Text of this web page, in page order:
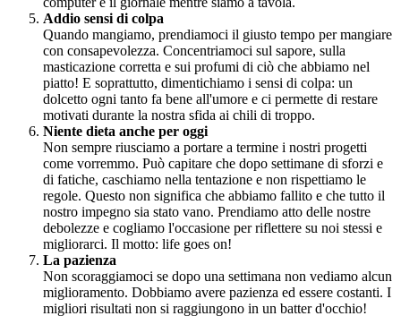
Addio sensi di colpa
Quando mangiamo, prendiamoci il giusto tempo per mangiare
con consapevolezza. Concentriamoci sul sapore, sulla
masticazione corretta e sui profumi di ciò che abbiamo nel
piatto! E soprattutto, dimentichiamo i sensi di colpa: un
dolcetto ogni tanto fa bene all'umore e ci permette di restare
motivati durante la nostra sfida ai chili di troppo.
Niente dieta anche per oggi
Non sempre riusciamo a portare a termine i nostri progetti
come vorremmo. Può capitare che dopo settimane di sforzi e
di fatiche, caschiamo nella tentazione e non rispettiamo le
regole. Questo non significa che abbiamo fallito e che tutto il
nostro impegno sia stato vano. Prendiamo atto delle nostre
debolezze e cogliamo l'occasione per riflettere su noi stessi e
migliorarci. Il motto: life goes on!
La pazienza
Non scoraggiamoci se dopo una settimana non vediamo alcun
miglioramento. Dobbiamo avere pazienza ed essere costanti. I
migliori risultati non si raggiungono in un batter d'occhio!